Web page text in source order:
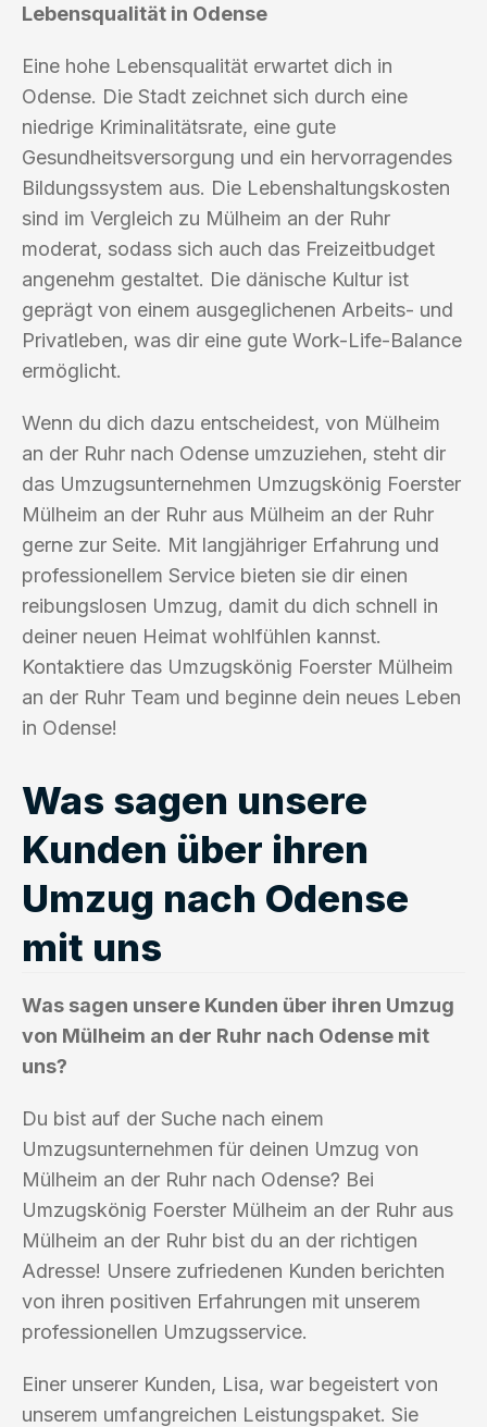
Lebensqualität in Odense
Eine hohe Lebensqualität erwartet dich in
Odense. Die Stadt zeichnet sich durch eine
niedrige Kriminalitätsrate, eine gute
Gesundheitsversorgung und ein hervorragendes
Bildungssystem aus. Die Lebenshaltungskosten
sind im Vergleich zu Mülheim an der Ruhr
moderat, sodass sich auch das Freizeitbudget
angenehm gestaltet. Die dänische Kultur ist
geprägt von einem ausgeglichenen Arbeits- und
Privatleben, was dir eine gute Work-Life-Balance
ermöglicht.
Wenn du dich dazu entscheidest, von Mülheim
an der Ruhr nach Odense umzuziehen, steht dir
das Umzugsunternehmen Umzugskönig Foerster
Mülheim an der Ruhr aus Mülheim an der Ruhr
gerne zur Seite. Mit langjähriger Erfahrung und
professionellem Service bieten sie dir einen
reibungslosen Umzug, damit du dich schnell in
deiner neuen Heimat wohlfühlen kannst.
Kontaktiere das Umzugskönig Foerster Mülheim
an der Ruhr Team und beginne dein neues Leben
in Odense!
Was sagen unsere
Kunden über ihren
Umzug nach Odense
mit uns
Was sagen unsere Kunden über ihren Umzug
von Mülheim an der Ruhr nach Odense mit
uns?
Du bist auf der Suche nach einem
Umzugsunternehmen für deinen Umzug von
Mülheim an der Ruhr nach Odense? Bei
Umzugskönig Foerster Mülheim an der Ruhr aus
Mülheim an der Ruhr bist du an der richtigen
Adresse! Unsere zufriedenen Kunden berichten
von ihren positiven Erfahrungen mit unserem
professionellen Umzugsservice.
Einer unserer Kunden, Lisa, war begeistert von
unserem umfangreichen Leistungspaket. Sie